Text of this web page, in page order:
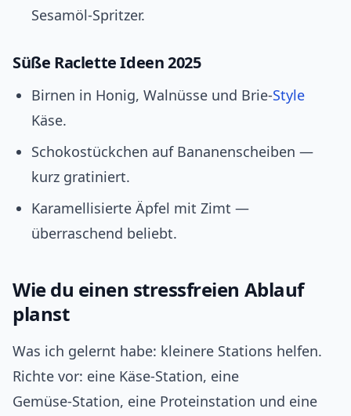
Sesamöl‑Spritzer.
Süße Raclette Ideen 2025
Birnen in Honig, Walnüsse und Brie‑Style
Käse.
Schokostückchen auf Bananenscheiben —
kurz gratiniert.
Karamellisierte Äpfel mit Zimt —
überraschend beliebt.
Wie du einen stressfreien Ablauf
planst
Was ich gelernt habe: kleinere Stations helfen.
Richte vor: eine Käse‑Station, eine
Gemüse‑Station, eine Proteinstation und eine